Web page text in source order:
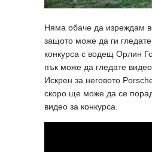
Няма обаче да изреждам
защото може да ги
конкурса с водещ Орлин
пък може да гледате
Искрен за неговото
скоро ще може да се
видео за конкурса.